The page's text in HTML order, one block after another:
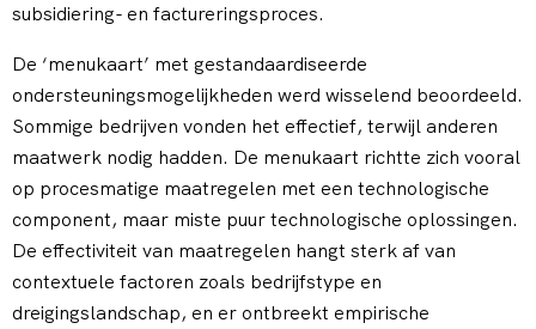
subsidiering- en factureringsproces.
De ‘menukaart’ met gestandaardiseerde
ondersteuningsmogelijkheden werd wisselend beoordeeld.
Sommige bedrijven vonden het effectief, terwijl anderen
maatwerk nodig hadden. De menukaart richtte zich vooral
op procesmatige maatregelen met een technologische
component, maar miste puur technologische oplossingen.
De effectiviteit van maatregelen hangt sterk af van
contextuele factoren zoals bedrijfstype en
dreigingslandschap, en er ontbreekt empirische